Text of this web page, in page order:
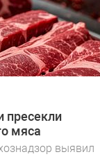
пресекли
мяса
выявил